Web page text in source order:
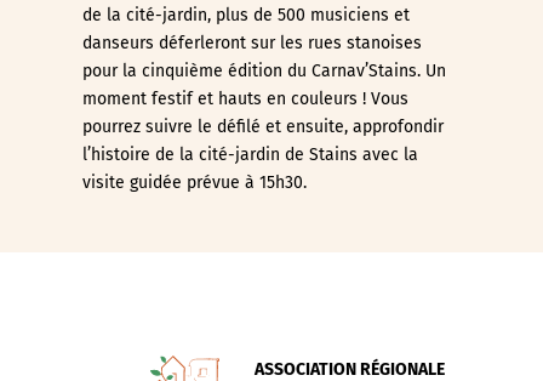
de la cité-jardin, plus de 500 musiciens et
danseurs déferleront sur les rues stanoises
pour la cinquième édition du Carnav’Stains. Un
moment festif et hauts en couleurs ! Vous
pourrez suivre le défilé et ensuite, approfondir
l’histoire de la cité-jardin de Stains avec la
visite guidée prévue à 15h30.
ASSOCIATION RÉGIONALE